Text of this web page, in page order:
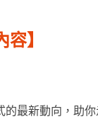
】
最新動向，助你